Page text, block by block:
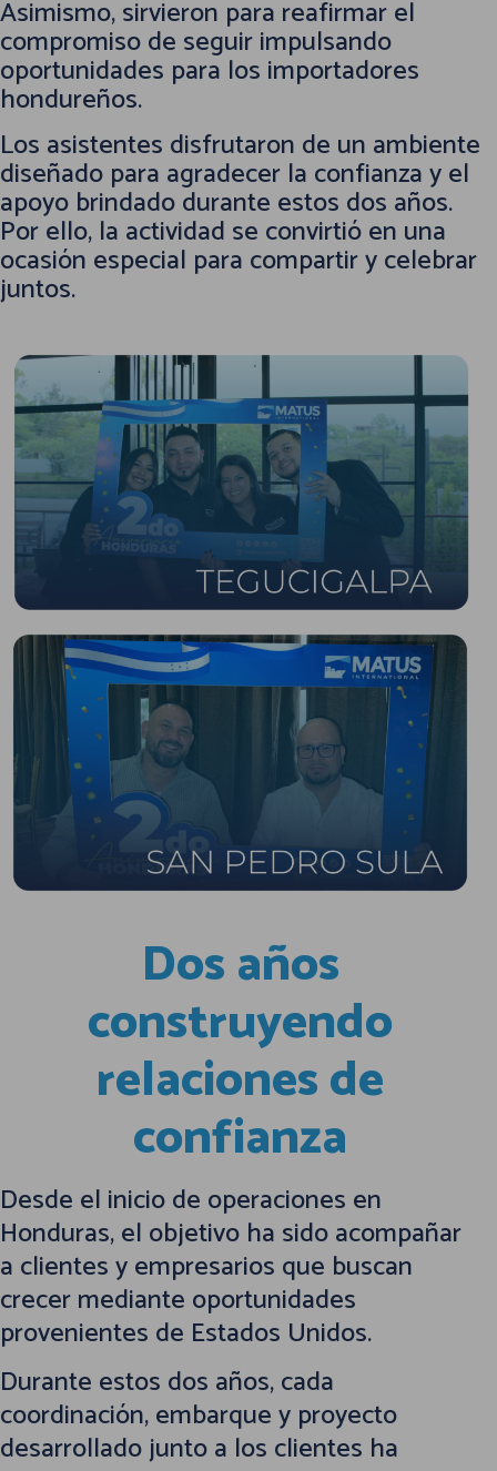
Asimismo, sirvieron para reafirmar el
compromiso de seguir impulsando
oportunidades para los importadores
hondureños.
Los asistentes disfrutaron de un ambiente
diseñado para agradecer la confianza y el
apoyo brindado durante estos dos años.
Por ello, la actividad se convirtió en una
ocasión especial para compartir y celebrar
juntos.
Dos años
construyendo
relaciones de
confianza
Desde el inicio de operaciones en
Honduras, el objetivo ha sido acompañar
a clientes y empresarios que buscan
crecer mediante oportunidades
provenientes de Estados Unidos.
Durante estos dos años, cada
coordinación, embarque y proyecto
desarrollado junto a los clientes ha